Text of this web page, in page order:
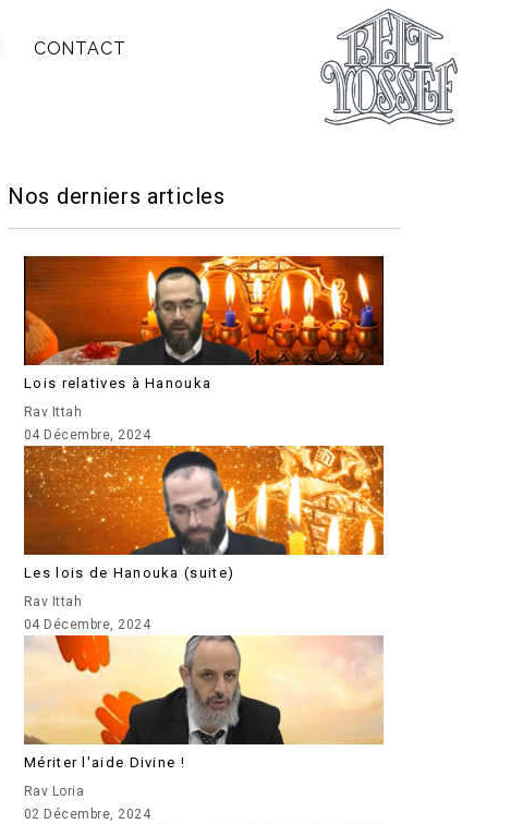
CONTACT
Nos derniers articles
Lois relatives à Hanouka
Rav Ittah
04 Décembre, 2024
Les lois de Hanouka (suite)
Rav Ittah
04 Décembre, 2024
Mériter l'aide Divine !
Rav Loria
02 Décembre, 2024